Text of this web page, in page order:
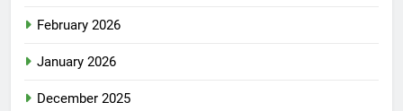
February 2026
January 2026
December 2025